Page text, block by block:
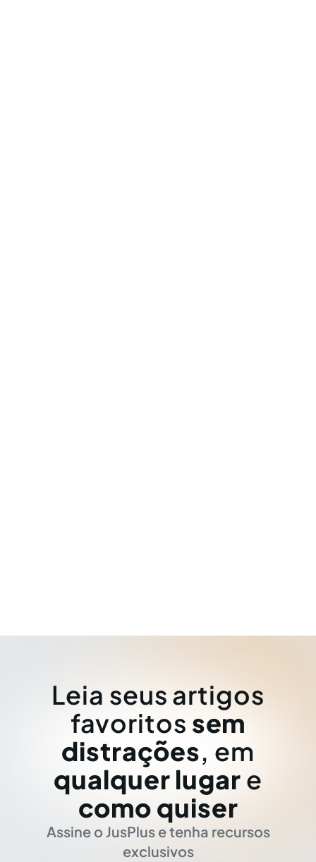
Leia seus artigos
favoritos sem
distrações, em
qualquer lugar e
como quiser
Assine o JusPlus e tenha recursos
exclusivos